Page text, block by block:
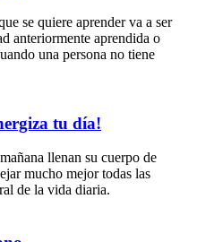
se quiere aprender va a ser
anteriormente aprendida o
una persona no tiene
tu día!
llenan su cuerpo de
mucho mejor todas las
de la vida diaria.